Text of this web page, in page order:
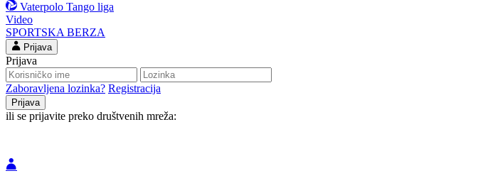
Vaterpolo Tango liga
Video
SPORTSKA BERZA
Prijava
Prijava
Zaboravljena lozinka? Registracija
ili se prijavite preko društvenih mreža: